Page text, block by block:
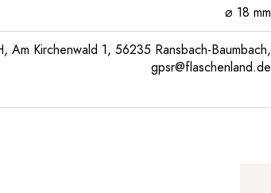
⌀ 18 mm
Am Kirchenwald 1, 56235 Ransbach-Baumbach,
gpsr@flaschenland.de